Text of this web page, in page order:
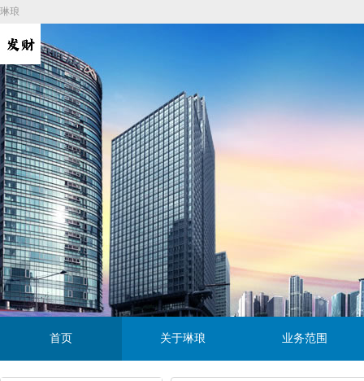
琳琅
首页 关于琳琅 业务范围